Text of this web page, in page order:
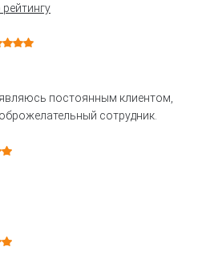
рейтингу
постоянным клиентом,
сотрудник.